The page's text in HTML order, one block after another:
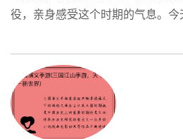
役，亲身感受这个时期的气息。